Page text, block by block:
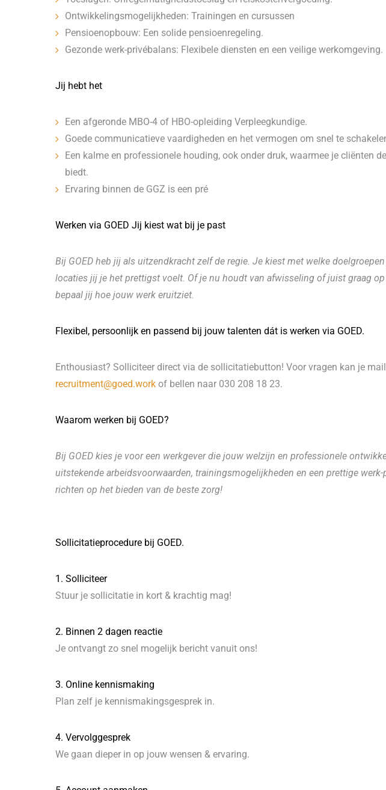
Ontwikkelingsmogelijkheden: Trainingen en cursussen
Pensioenopbouw: Een solide pensioenregeling.
Gezonde werk-privébalans: Flexibele diensten en een veilige werkomgeving.
Jij hebt het
Een afgeronde MBO-4 of HBO-opleiding Verpleegkundige.
Goede communicatieve vaardigheden en het vermogen om snel te
Een kalme en professionele houding, ook onder druk, waarmee je cliënten
biedt.
Ervaring binnen de GGZ is een pré
Werken via GOED Jij kiest wat bij je past
Bij GOED heb jij als uitzendkracht zelf de regie. Je kiest met welke
locaties jij je het prettigst voelt. Of je nu houdt van afwisseling of juist graag op
bepaal jij hoe jouw werk eruitziet.
Flexibel, persoonlijk en passend bij jouw talenten dát is werken via GOED.
Enthousiast? Solliciteer direct via de sollicitatiebutton! Voor vragen kan je
recruitment@goed.work of bellen naar 030 208 18 23.
Waarom werken bij GOED?
Bij GOED kies je voor een werkgever die jouw welzijn en professionele
uitstekende arbeidsvoorwaarden, trainingsmogelijkheden en een prettige
richten op het bieden van de beste zorg!
Sollicitatieprocedure bij GOED.
1. Solliciteer
Stuur je sollicitatie in kort & krachtig mag!
2. Binnen 2 dagen reactie
Je ontvangt zo snel mogelijk bericht vanuit ons!
3. Online kennismaking
Plan zelf je kennismakingsgesprek in.
4. Vervolggesprek
We gaan dieper in op jouw wensen & ervaring.